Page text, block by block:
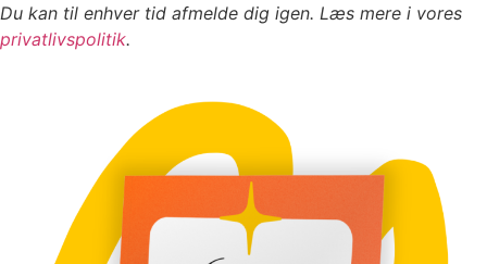
Du kan til enhver tid afmelde dig igen. Læs mere i vores
privatlivspolitik.